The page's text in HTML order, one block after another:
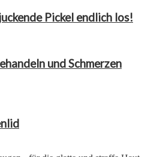
Pickel endlich los!
und Schmerzen